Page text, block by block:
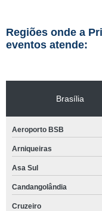
Regiões onde a
eventos atende:
Brasília
Aeroporto BSB
Arniqueiras
Asa Sul
Candangolândia
Cruzeiro